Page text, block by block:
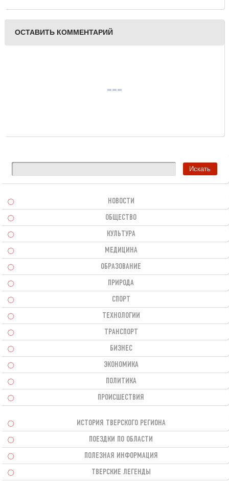
открыток
ОСТАВИТЬ КОММЕНТАРИЙ
НОВОСТИ
ОБЩЕСТВО
КУЛЬТУРА
МЕДИЦИНА
ОБРАЗОВАНИЕ
ПРИРОДА
СПОРТ
ТЕХНОЛОГИИ
ТРАНСПОРТ
БИЗНЕС
ЭКОНОМИКА
ПОЛИТИКА
ПРОИСШЕСТВИЯ
ИСТОРИЯ ТВЕРСКОГО РЕГИОНА
ПОЕЗДКИ ПО ОБЛАСТИ
ПОЛЕЗНАЯ ИНФОРМАЦИЯ
ТВЕРСКИЕ ЛЕГЕНДЫ